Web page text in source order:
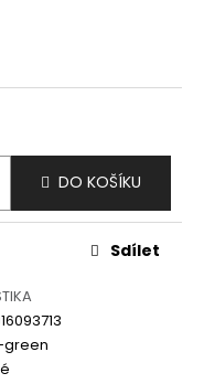
DO KOŠÍKU
Sdílet